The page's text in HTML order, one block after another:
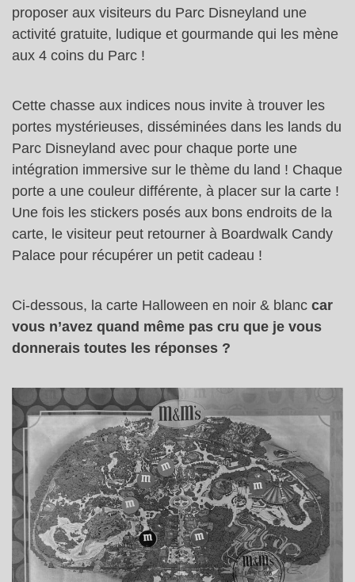
proposer aux visiteurs du Parc Disneyland une
activité gratuite, ludique et gourmande qui les mène
aux 4 coins du Parc !
Cette chasse aux indices nous invite à trouver les
portes mystérieuses, disséminées dans les lands du
Parc Disneyland avec pour chaque porte une
intégration immersive sur le thème du land ! Chaque
porte a une couleur différente, à placer sur la carte !
Une fois les stickers posés aux bons endroits de la
carte, le visiteur peut retourner à Boardwalk Candy
Palace pour récupérer un petit cadeau !
Ci-dessous, la carte Halloween en noir & blanc car
vous n’avez quand même pas cru que je vous
donnerais toutes les réponses ?